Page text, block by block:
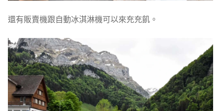
還有販賣機跟自動冰淇淋機可以來充充飢。